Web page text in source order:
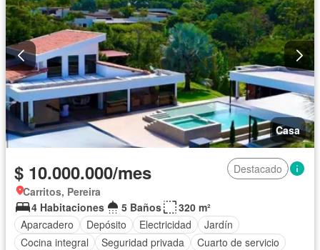
Casa
$ 10.000.000/mes
Destacado
Carritos, Pereira
4 Habitaciones
5 Baños
320 m²
Aparcadero
Depósito Electricidad
Jardín
Cocina integral
Seguridad privada Cuarto de servicio